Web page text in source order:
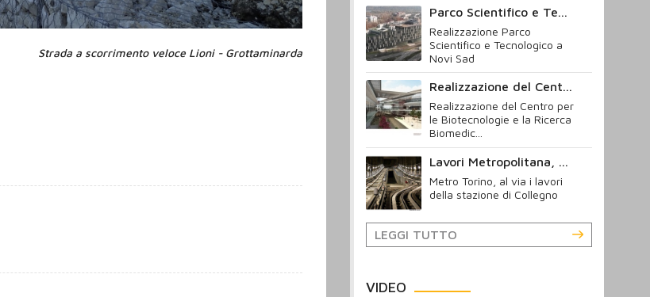
Strada a scorrimento veloce Lioni - Grottaminarda
Parco Scientifico e Te...
Realizzazione Parco
Scientifico e Tecnologico a
Novi Sad
Realizzazione del Cent...
Realizzazione del Centro per
le Biotecnologie e la Ricerca
Biomedic...
Lavori Metropolitana, ...
Metro Torino, al via i lavori
della stazione di Collegno
LEGGI TUTTO
VIDEO